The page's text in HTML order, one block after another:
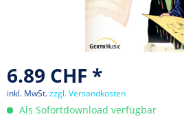
6.89 CHF *
inkl. MwSt.zzgl. Versandkosten
Als Sofortdownload verfügbar